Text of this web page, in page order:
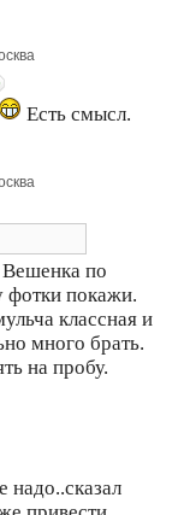
Есть смысл.
по
покажи.
классная и
много брать.
на пробу.
надо..сказал